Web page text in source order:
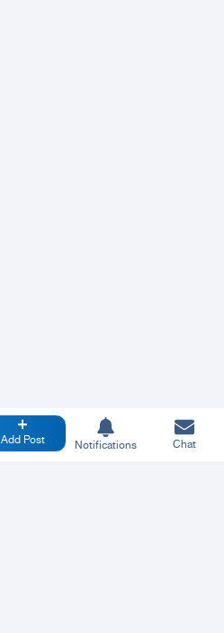
Add Post Notifications Chat